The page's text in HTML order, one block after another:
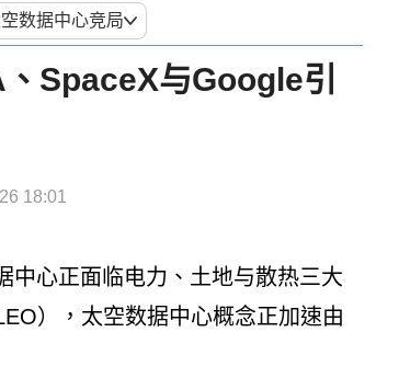
SpaceX与Google引
18:01
中心正面临电力、土地与散热三大
），太空数据中心概念正加速由